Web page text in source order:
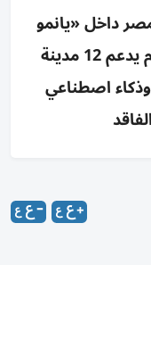
داخل «يانمو
إيست» بطاقة مليون قطعة/يوم يدعم 12 مدينة
وذكاء اصطناعي